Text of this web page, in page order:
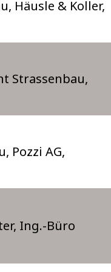
Häusle & Koller,
Strassenbau,
Pozzi AG,
Ing.-Büro